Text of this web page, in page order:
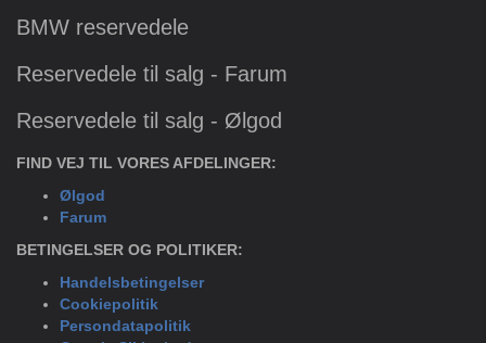
BMW reservedele
Reservedele til salg - Farum
Reservedele til salg - Ølgod
FIND VEJ TIL VORES AFDELINGER:
Ølgod
Farum
BETINGELSER OG POLITIKER:
Handelsbetingelser
Cookiepolitik
Persondatapolitik